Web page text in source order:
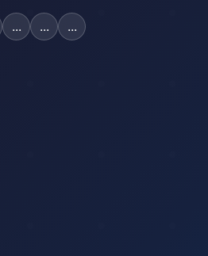
... ... ...